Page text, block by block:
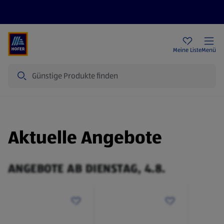
Meine ListeMenü
Aktuelle Angebote
ANGEBOTE AB DIENSTAG, 4.8.